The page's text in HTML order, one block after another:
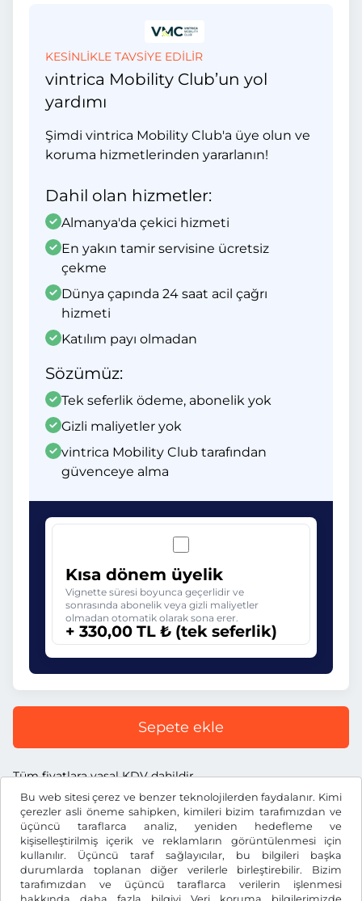
Bu web sitesi çerez ve benzer teknolojilerden faydalanır. Kimi
çerezler asli öneme sahipken, kimileri bizim tarafımızdan ve
üçüncü taraflarca analiz, yeniden hedefleme ve
kişiselleştirilmiş içerik ve reklamların görüntülenmesi için
kullanılır. Üçüncü taraf sağlayıcılar, bu bilgileri başka
durumlarda toplanan diğer verilerle birleştirebilir. Bizim
tarafımızdan ve üçüncü taraflarca verilerin işlenmesi
KESİNLİKLE TAVSİYE EDİLİR
vintrica Mobility Club’un yol
yardımı
Şimdi vintrica Mobility Club'a üye olun ve
koruma hizmetlerinden yararlanın!
Dahil olan hizmetler:
Almanya'da çekici hizmeti
En yakın tamir servisine ücretsiz
çekme
Dünya çapında 24 saat acil çağrı
hizmeti
Katılım payı olmadan
Sözümüz:
Tek seferlik ödeme, abonelik yok
Gizli maliyetler yok
vintrica Mobility Club tarafından
güvenceye alma
Kısa dönem üyelik
Vignette süresi boyunca geçerlidir ve
sonrasında abonelik veya gizli maliyetler
olmadan otomatik olarak sona erer.
+ 330,00 TL ₺ (tek seferlik)
Sepete ekle
Tüm fiyatlara yasal KDV dahildir.
TL ₺TRY